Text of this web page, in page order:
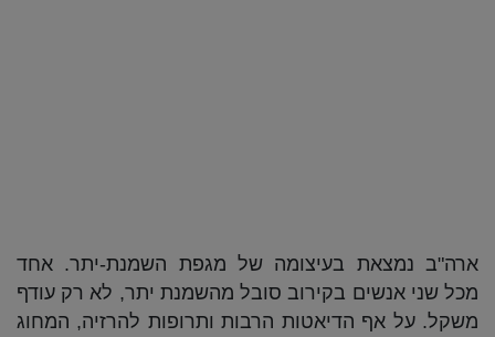
ארה"ב נמצאת בעיצומה של מגפת השמנת-יתר. אחד
מכל שני אנשים בקירוב סובל מהשמנת יתר, לא רק עודף
משקל. על אף הדיאטות הרבות ותרופות להרזיה, המחוג